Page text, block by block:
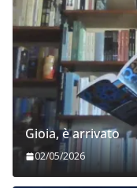
Gioia, è arrivato
02/05/2026